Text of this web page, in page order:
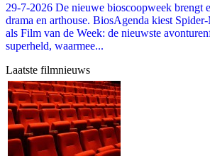
29-7-2026 De nieuwe bioscoopweek brengt
drama en arthouse. BiosAgenda kiest
als Film van de Week: de nieuwste
superheld, waarmee...
Laatste filmnieuws